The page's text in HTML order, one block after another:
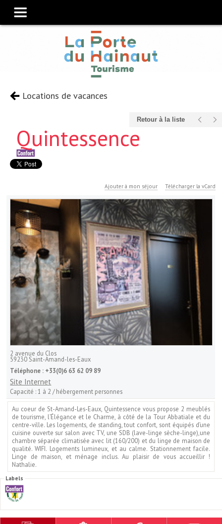
Locations de vacances
Retour à la liste
Quintessence
Ajouter à mon séjour Télécharger la vCard
2 avenue du Clos
59230 Saint-Amand-les-Eaux
Téléphone : +33(0)6 63 62 09 89
Site Internet
Capacité :1 à 2 / hébergement personnes
Au coeur de St-Amand-Les-Eaux, Quintessence vous propose 2 meublés
de tourisme, l’Élégance et le Charme, à côté de la Tour Abbatiale et du
centre-ville. Les logements, de standing, tout confort, sont équipés d’une
cuisine ouverte sur salon avec TV, une SDB (lave-linge sèche-linge),une
chambre séparée climatisée avec lit (160/200) et du linge de maison de
qualité. WIFI. Logements lumineux, et au calme. Stationnement facile.
Linge de maison, et ménage inclus. Au plaisir de vous accueillir !
Nathalie.
Labels